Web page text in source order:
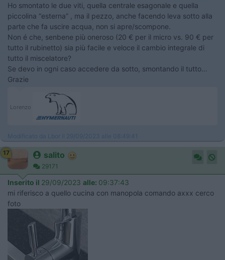
Ho smontato le due viti, quella centrale esagonale e quella
piccolina “esterna” , ma il pezzo, anche facendo leva sotto alla
parte che fa uscire acqua, non si apre/scompone.
Non é che, senbene più oneroso (20 € per il micro vs. 90 € per
tutto il rubinetto) sia più facile e veloce il cambio integrale di
tutto il miscelatore?
Se devo in ogni caso accedere da sotto, smontando il tutto…
Grazie
Lorenzo
Modificato da Lbor il 29/09/2023 alle 08:49:41
17 salito
29171
Inserito il 29/09/2023 alle: 09:37:43
mi riferisco a quello cucina con manopola comando axxx cerco
foto